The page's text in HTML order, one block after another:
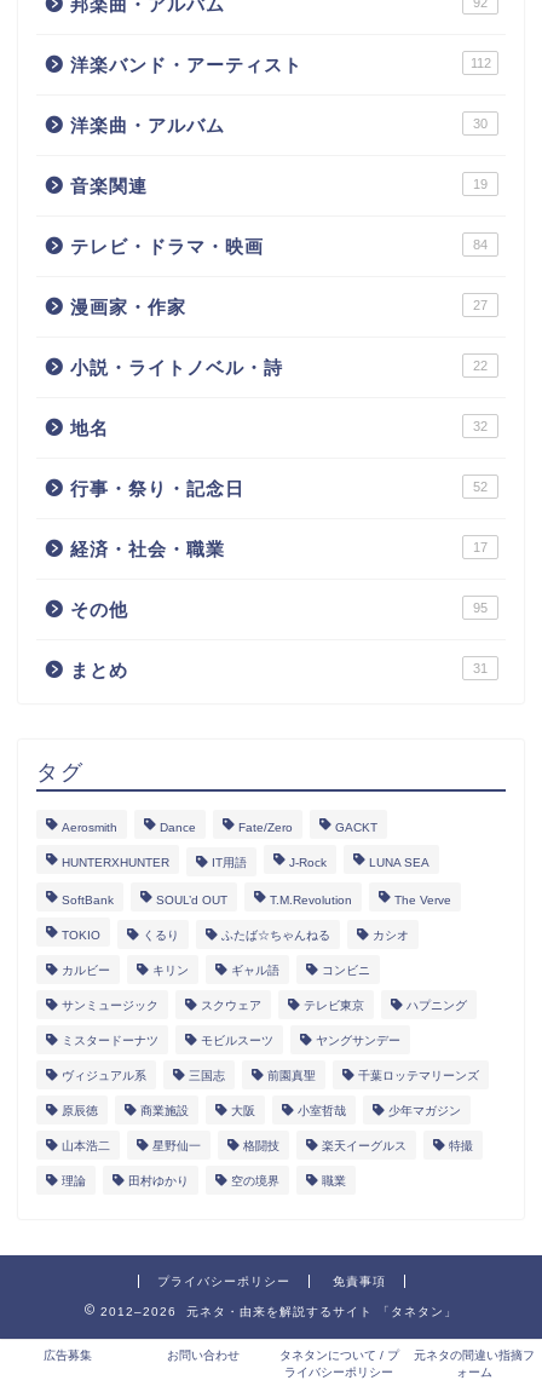
洋楽バンド・アーティスト 112
洋楽曲・アルバム 30
音楽関連 19
テレビ・ドラマ・映画 84
漫画家・作家 27
小説・ライトノベル・詩 22
地名 32
行事・祭り・記念日 52
経済・社会・職業 17
その他 95
まとめ 31
タグ
Aerosmith Dance Fate/Zero GACKT
HUNTERXHUNTER IT用語 J-Rock LUNA SEA
SoftBank SOUL’d OUT T.M.Revolution The Verve
TOKIO くるり ふたば☆ちゃんねる カシオ
カルビー キリン ギャル語 コンビニ
サンミュージック スクウェア テレビ東京 ハプニング
ミスタードーナツ モビルスーツ ヤングサンデー
ヴィジュアル系 三国志 前園真聖 千葉ロッテマリーンズ
原辰徳 商業施設 大阪 小室哲哉 少年マガジン
山本浩二 星野仙一 格闘技 楽天イーグルス 特撮
理論 田村ゆかり 空の境界 職業
プライバシーポリシー 免責事項
2012–2026 元ネタ・由来を解説するサイト 「タネタン」
広告募集 お問い合わせ
タネタンについて / プ
ライバシーポリシー
元ネタの間違い指摘フ
ォーム